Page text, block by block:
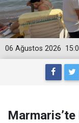
06 Ağustos 2026
Marmaris’te